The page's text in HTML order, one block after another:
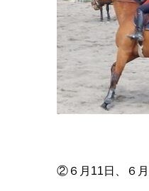
②６月 11 日、６月